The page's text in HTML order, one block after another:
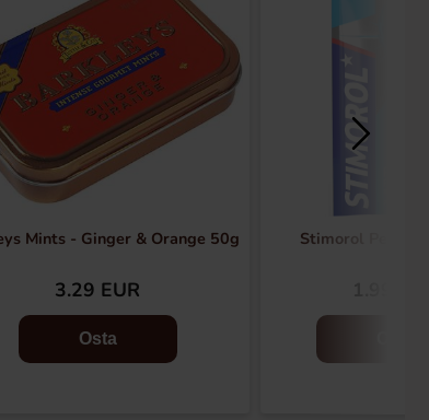
Mints - Ginger & Orange 50g
3.29 EUR
Osta
Stimorol